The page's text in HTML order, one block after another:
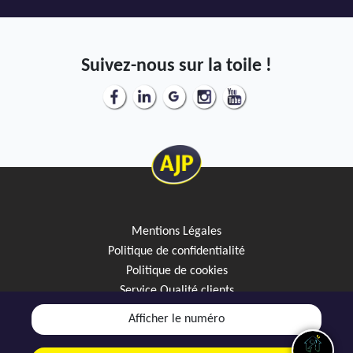
Afficher le numéro
Suivez-nous sur la toile !
Mentions Légales
Politique de confidentialité
Politique de cookies
Service Qualité clients
Créez votre alerte mail